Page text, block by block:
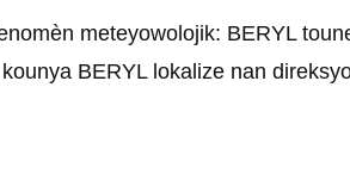
meteyowolojik: BERYL
BERYL lokalize nan